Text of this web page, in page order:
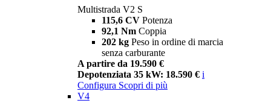
Multistrada V2 S
115,6 CV Potenza
92,1 Nm Coppia
202 kg Peso in ordine di marcia
senza carburante
A partire da 19.590 €
Depotenziata 35 kW: 18.590 € i
Configura Scopri di più
V4